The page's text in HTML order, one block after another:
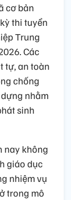
cơ bản
thi tuyển
Trung
Các
tự, an toàn
chống
nhằm
sinh
nay không
giáo dục
nhiệm vụ
trong mô